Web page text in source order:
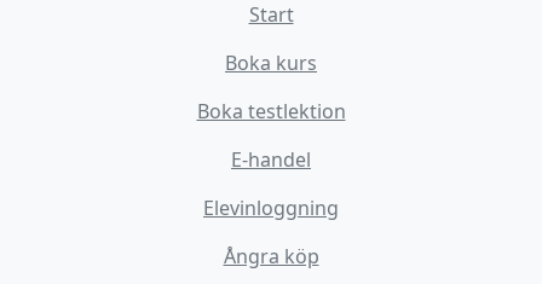
Start
Boka kurs
Boka testlektion
E-handel
Elevinloggning
Ångra köp